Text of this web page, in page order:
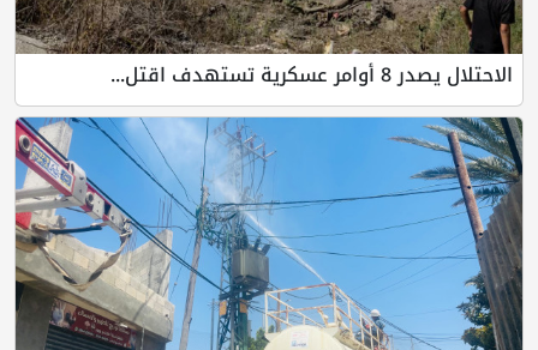
الاحتلال يصدر 8 أوامر عسكرية تستهدف اقتل...